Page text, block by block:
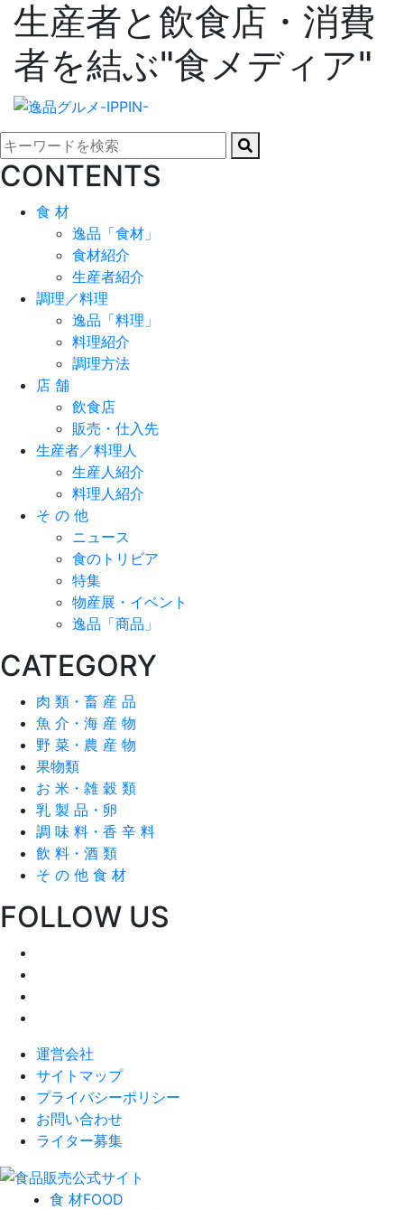
生産者と飲食店・消費
者を結ぶ"食メディア"
CONTENTS
食 材
逸品「食材」
食材紹介
生産者紹介
調理／料理
逸品「料理」
料理紹介
調理方法
店 舗
飲食店
販売・仕入先
生産者／料理人
生産人紹介
料理人紹介
そ の 他
ニュース
食のトリビア
特集
物産展・イベント
逸品「商品」
CATEGORY
肉 類・畜 産 品
魚 介・海 産 物
野 菜・農 産 物
果物類
お 米・雑 穀 類
乳 製 品・卵
調 味 料・香 辛 料
飲 料・酒 類
そ の 他 食 材
FOLLOW US
運営会社
サイトマップ
プライバシーポリシー
お問い合わせ
ライター募集
食 材FOOD